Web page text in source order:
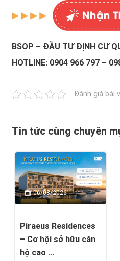
BSOP – ĐẦU TƯ ĐỊNH CƯ
HOTLINE: 0904 966 797 –
Đánh giá bài
Tin tức cùng chuyên
06/08/2026
Piraeus Residences
– Cơ hội sở hữu căn
hộ cao ...